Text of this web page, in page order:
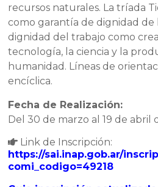
recursos naturales. La tríada
como garantía de dignidad de
dignidad del trabajo como
tecnología, la ciencia y la
humanidad. Líneas de
encíclica.
Fecha de Realización:
Del 30 de marzo al 19 de abril
Link de Inscripción:
https://sai.inap.gob.ar/
comi_codigo=49218